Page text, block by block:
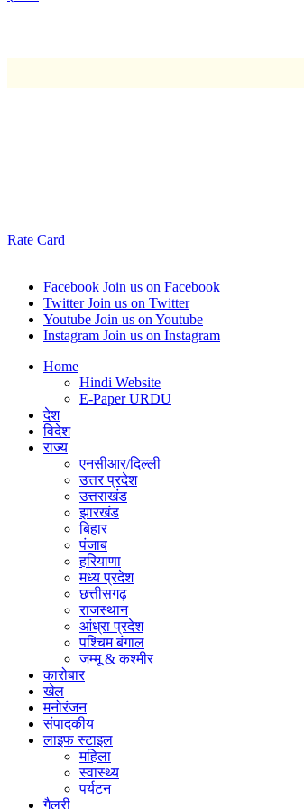
Rate Card
Facebook Join us on Facebook
Twitter Join us on Twitter
Youtube Join us on Youtube
Instagram Join us on Instagram
Home
Hindi Website
E-Paper URDU
देश
विदेश
राज्य
एनसीआर/दिल्ली
उत्तर प्रदेश
उत्तराखंड
झारखंड
बिहार
पंजाब
हरियाणा
मध्य प्रदेश
छत्तीसगढ़
राजस्थान
आंध्रा प्रदेश
पश्चिम बंगाल
जम्मू & कश्मीर
कारोबार
खेल
मनोरंजन
संपादकीय
लाइफ स्टाइल
महिला
स्वास्थ्य
पर्यटन
गैलरी